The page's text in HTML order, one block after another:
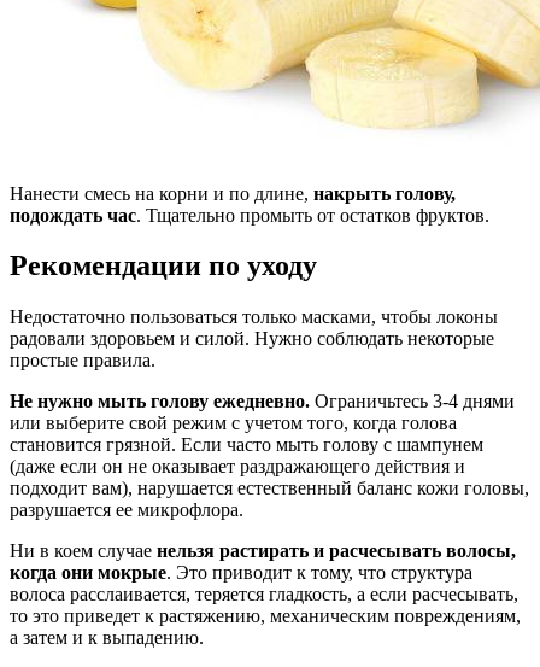
Нанести смесь на корни и по длине, накрыть голову,
подождать час. Тщательно промыть от остатков фруктов.
Рекомендации по уходу
Недостаточно пользоваться только масками, чтобы локоны
радовали здоровьем и силой. Нужно соблюдать некоторые
простые правила.
Не нужно мыть голову ежедневно. Ограничьтесь 3-4 днями
или выберите свой режим с учетом того, когда голова
становится грязной. Если часто мыть голову с шампунем
(даже если он не оказывает раздражающего действия и
подходит вам), нарушается естественный баланс кожи головы,
разрушается ее микрофлора.
Ни в коем случае нельзя растирать и расчесывать волосы,
когда они мокрые. Это приводит к тому, что структура
волоса расслаивается, теряется гладкость, а если расчесывать,
то это приведет к растяжению, механическим повреждениям,
а затем и к выпадению.